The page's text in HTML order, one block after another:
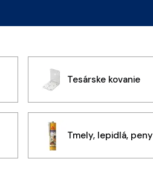
Tesárske kovanie
Tmely, lepidlá, peny